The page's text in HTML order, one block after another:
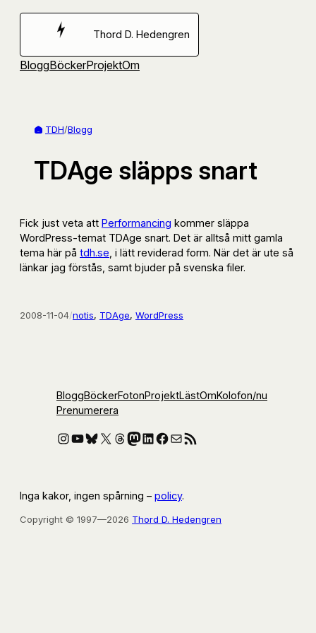
Hoppa
Thord D. Hedengren
BloggBöckerProjektOm
TDH/Blogg
TDAge släpps snart
Fick just veta att Performancing kommer släppa
WordPress-temat TDAge snart. Det är alltså mitt gamla
tema här på tdh.se , i lätt reviderad form. När det är ute så
länkar jag förstås, samt bjuder på svenska filer.
2008-11-04/notis, TDAge, WordPress
BloggBöckerFotonProjektLästOmKolofon/nu
Prenumerera
Instagram
YouTube
Bluesky
X Threads
Mastodon
LinkedIn
Facebook
E-postRSS-flöde
Inga kakor, ingen spårning – policy.
Copyright © 1997—2026 Thord D. Hedengren